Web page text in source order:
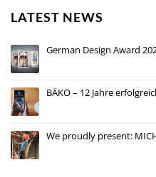
LATEST NEWS
German Design Award
BÄKO – 12 Jahre
We proudly present: